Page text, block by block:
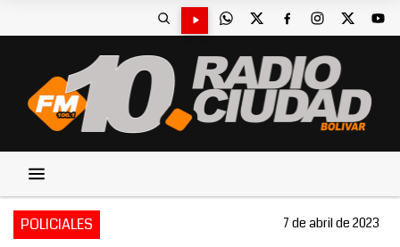
POLICIALES 7 de abril de 2023